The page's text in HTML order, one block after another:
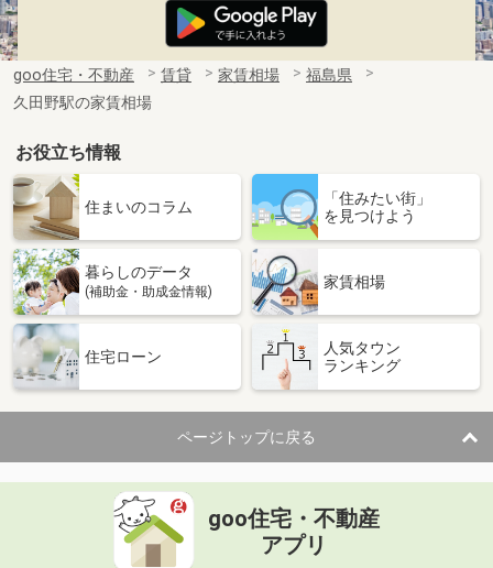
goo住宅・不動産 賃貸 家賃相場
福島県
久田野駅の家賃相場
お役立ち情報
住まいのコラム
「住みたい街」
を見つけよう
暮らしのデータ
(補助金・助成金情報)
家賃相場
住宅ローン
人気タウン
ランキング
ページトップに戻る
goo住宅・不動産
アプリ